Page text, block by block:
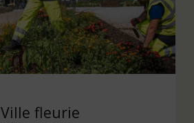
Ville fleurie